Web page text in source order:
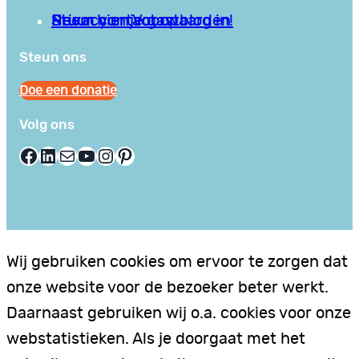
Privacy en Voorwaarden
Stuur hier je gastblog in!
Neem contact op
Steun ons
Doe een donatie
Volg ons
Facebook LinkedIn E-mail YouTube InstagramPinterest
Wij gebruiken cookies om ervoor te zorgen dat
onze website voor de bezoeker beter werkt.
Daarnaast gebruiken wij o.a. cookies voor onze
webstatistieken. Als je doorgaat met het